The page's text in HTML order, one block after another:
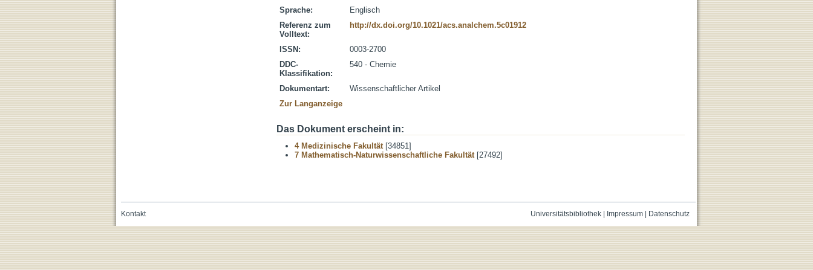
Sprache:
Englisch
Referenz zum
Volltext:
http://dx.doi.org/10.1021/acs.analchem.5c01912
ISSN:
0003-2700
DDC-
Klassifikation:
540 - Chemie
Dokumentart:
Wissenschaftlicher Artikel
Zur Langanzeige
Das Dokument erscheint in:
4 Medizinische Fakultät[34851]
7 Mathematisch-Naturwissenschaftliche Fakultät[27492]
Universitätsbibliothek| Impressum| Datenschutz
Kontakt